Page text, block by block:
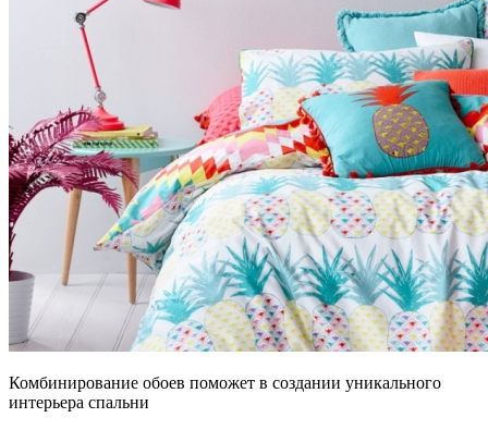
Комбинирование обоев поможет в создании уникального
интерьера спальни